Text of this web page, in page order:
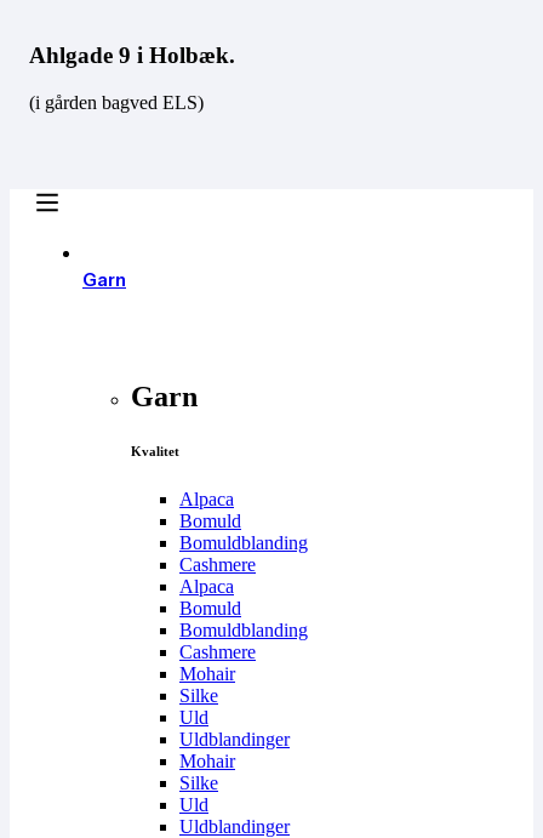
Ahlgade 9 i Holbæk.
(i gården bagved ELS)
Garn
Garn
Kvalitet
Alpaca
Bomuld
Bomuldblanding
Cashmere
Alpaca
Bomuld
Bomuldblanding
Cashmere
Mohair
Silke
Uld
Uldblandinger
Mohair
Silke
Uld
Uldblandinger